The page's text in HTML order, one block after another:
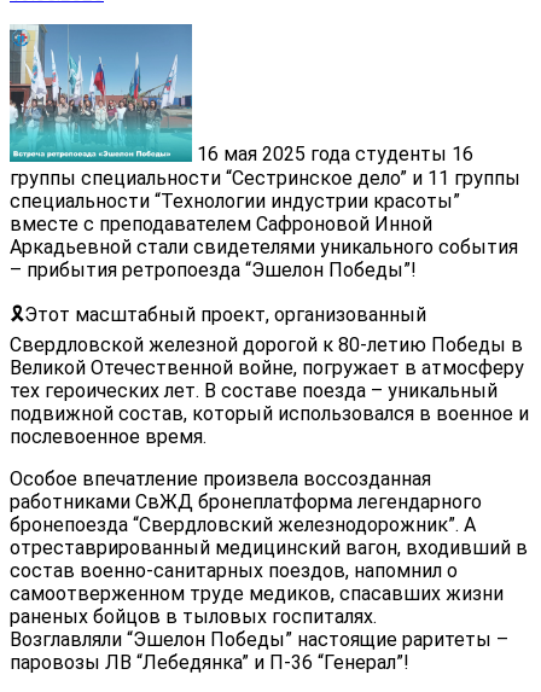
16 мая 2025 года студенты 16
группы специальности “Сестринское дело” и 11 группы
специальности “Технологии индустрии красоты”
вместе с преподавателем Сафроновой Инной
Аркадьевной стали свидетелями уникального события
– прибытия ретропоезда “Эшелон Победы”!
🎗Этот масштабный проект, организованный
Свердловской железной дорогой к 80-летию Победы в
Великой Отечественной войне, погружает в атмосферу
тех героических лет. В составе поезда – уникальный
подвижной состав, который использовался в военное и
послевоенное время.
Особое впечатление произвела воссозданная
работниками СвЖД бронеплатформа легендарного
бронепоезда “Свердловский железнодорожник”. А
отреставрированный медицинский вагон, входивший в
состав военно-санитарных поездов, напомнил о
самоотверженном труде медиков, спасавших жизни
раненых бойцов в тыловых госпиталях.
Возглавляли “Эшелон Победы” настоящие раритеты –
паровозы ЛВ “Лебедянка” и П-36 “Генерал”!